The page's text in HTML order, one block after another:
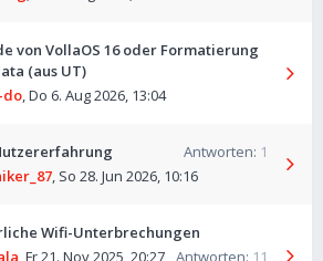
von VollaOS 16 oder Formatierung
(aus UT)
do,Do 6. Aug 2026, 13:04
Antworten: 1
, So 28. Jun 2026, 10:16
Wifi-Unterbrechungen
Antworten: 11
Fr 21. Nov 2025, 20:27